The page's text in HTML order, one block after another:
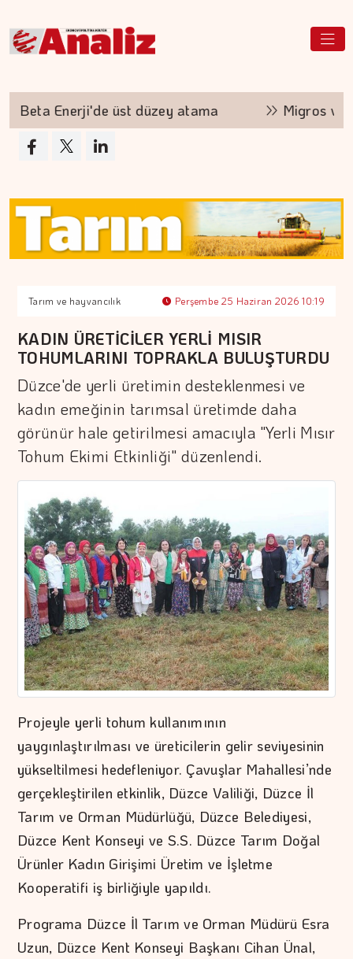
Beta Enerji'de üst düzey atama Migros ve
Tarım ve hayvancılık Perşembe 25 Haziran 2026 10:19
KADIN ÜRETİCİLER YERLİ MISIR
TOHUMLARINI TOPRAKLA BULUŞTURDU
Düzce'de yerli üretimin desteklenmesi ve
kadın emeğinin tarımsal üretimde daha
görünür hale getirilmesi amacıyla "Yerli Mısır
Tohum Ekimi Etkinliği" düzenlendi.
Projeyle yerli tohum kullanımının
yaygınlaştırılması ve üreticilerin gelir seviyesinin
yükseltilmesi hedefleniyor. Çavuşlar Mahallesi’nde
gerçekleştirilen etkinlik, Düzce Valiliği, Düzce İl
Tarım ve Orman Müdürlüğü, Düzce Belediyesi,
Düzce Kent Konseyi ve S.S. Düzce Tarım Doğal
Ürünler Kadın Girişimi Üretim ve İşletme
Kooperatifi iş birliğiyle yapıldı.
Programa Düzce İl Tarım ve Orman Müdürü Esra
Uzun, Düzce Kent Konseyi Başkanı Cihan Ünal,